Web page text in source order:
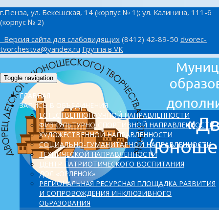
г.Пенза, ул. Бекешская, 14 (корпус № 1); ул. Калинина, 111-б
(корпус № 2)
Версия сайта для слабовидящих (8412) 42-89-50 dvorec-
tvorchestva@yandex.ru Группа в VK
Toggle navigation
ГЛАВНАЯ
ЗАПИСЬ В ОБЪЕДИНЕНИЯ
ЕСТЕСТВЕННОНАУЧНОЙ НАПРАВЛЕННОСТИ
ФИЗКУЛЬТУРНО-СПОРТИВНОЙ НАПРАВЛЕННОСТИ
ХУДОЖЕСТВЕННОЙ НАПРАВЛЕННОСТИ
СОЦИАЛЬНО-ГУМАНИТАРНОЙ НАПРАВЛЕННОСТИ
ТЕХНИЧЕСКОЙ НАПРАВЛЕННОСТИ
ЦЕНТР ПАТРИОТИЧЕСКОГО ВОСПИТАНИЯ
ДОЛ «ОРЛЕНОК»
PЕГИОНАЛЬНАЯ РЕСУРСНАЯ ПЛОЩАДКА РАЗВИТИЯ
И СОПРОВОЖДЕНИЯ ИНКЛЮЗИВНОГО
ОБРАЗОВАНИЯ